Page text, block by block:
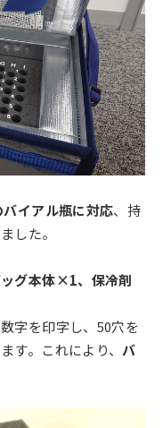
イアル瓶に対応、持
した。
グ本体×1、保冷剤
字を印字し、50穴を
す。これにより、 バ